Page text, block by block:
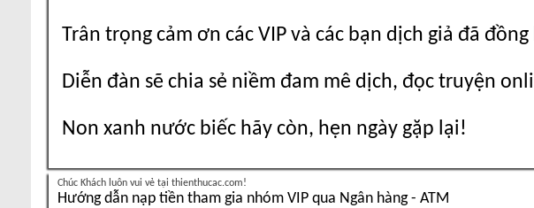
Trân trọng cảm ơn các VIP và các bạn dịch giả đã
Diễn đàn sẽ chia sẻ niềm đam mê dịch, đọc truyện
Non xanh nước biếc hãy còn, hẹn ngày gặp lại!
Chúc Khách luôn vui vẻ tại thienthucac.com!
Hướng dẫn nạp tiền tham gia nhóm VIP qua Ngân hàng - ATM